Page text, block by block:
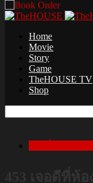
Home
Movie
Story
Game
TheHOUSE TV
Shop